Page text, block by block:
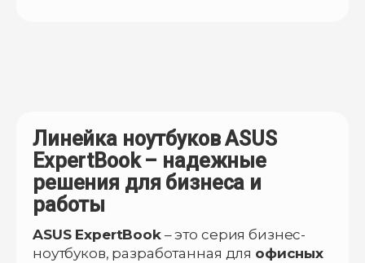
Линейка ноутбуков ASUS
ExpertBook – надежные
решения для бизнеса и
работы
ASUS ExpertBook– это серия бизнес-
ноутбуков, разработанная для офисных